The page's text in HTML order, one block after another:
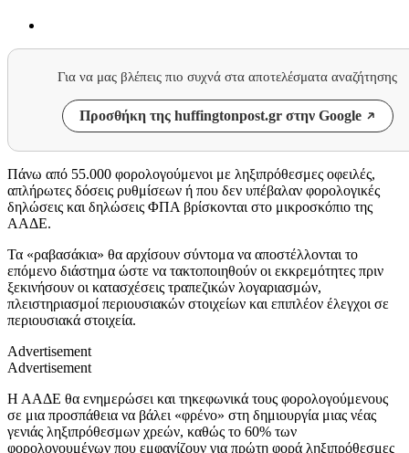
Για να μας βλέπεις πιο συχνά στα αποτελέσματα αναζήτησης
Προσθήκη της huffingtonpost.gr στην Google
Πάνω από 55.000 φορολογούμενοι με ληξιπρόθεσμες οφειλές,
απλήρωτες δόσεις ρυθμίσεων ή που δεν υπέβαλαν φορολογικές
δηλώσεις και δηλώσεις ΦΠΑ βρίσκονται στο μικροσκόπιο της
ΑΑΔΕ.
Τα «ραβασάκια» θα αρχίσουν σύντομα να αποστέλλονται το
επόμενο διάστημα ώστε να τακτοποιηθούν οι εκκρεμότητες πριν
ξεκινήσουν οι κατασχέσεις τραπεζικών λογαριασμών,
πλειστηριασμοί περιουσιακών στοιχείων και επιπλέον έλεγχοι σε
περιουσιακά στοιχεία.
Advertisement
Advertisement
Η ΑΑΔΕ θα ενημερώσει και τηκεφωνικά τους φορολογούμενους
σε μια προσπάθεια να βάλει «φρένο» στη δημιουργία μιας νέας
γενιάς ληξιπρόθεσμων χρεών, καθώς το 60% των
φορολογουμένων που εμφανίζουν για πρώτη φορά ληξιπρόθεσμες